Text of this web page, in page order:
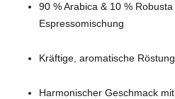
90 % Arabica & 10 %
Espressomischung
Kräftige, aromatische
Harmonischer Geschmack